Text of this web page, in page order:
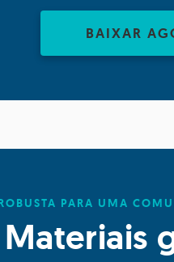
BAIXAR
PARA UMA
Materiais